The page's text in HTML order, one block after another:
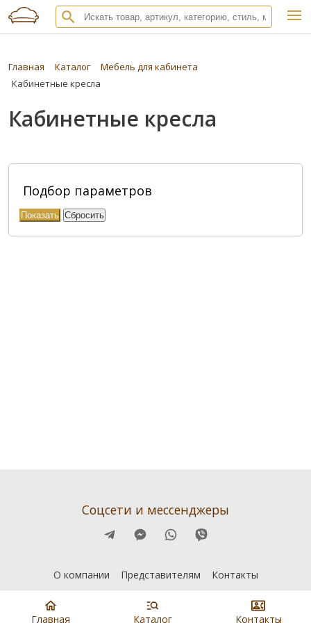
Главная Каталог
Мебель для кабинета
Кабинетные кресла
Кабинетные кресла
Подбор параметров
Соцсети и мессенджеры
О компании Представителям Контакты
Главная Каталог Контакты